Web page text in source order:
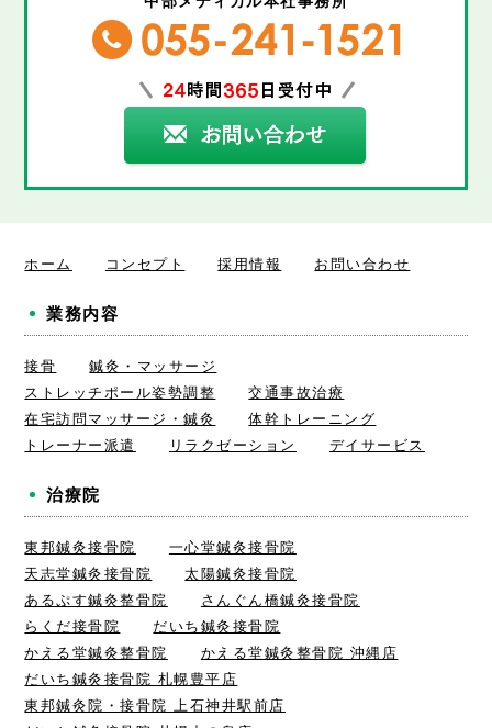
ホーム コンセプト 採用情報 お問い合わせ
業務内容
接骨
鍼灸・マッサージ
ストレッチポール姿勢調整
交通事故治療
在宅訪問マッサージ・鍼灸
体幹トレーニング
トレーナー派遣
リラクゼーション デイサービス
治療院
東邦鍼灸接骨院
一心堂鍼灸接骨院
天志堂鍼灸接骨院
太陽鍼灸接骨院
あるぷす鍼灸整骨院
さんぐん橋鍼灸接骨院
らくだ接骨院
だいち鍼灸接骨院
かえる堂鍼灸整骨院
かえる堂鍼灸整骨院 沖縄店
だいち鍼灸接骨院 札幌豊平店
東邦鍼灸院・接骨院 上石神井駅前店